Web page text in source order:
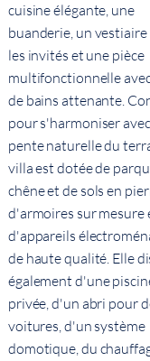
cuisine élégante, une
buanderie, un
les invités et une pièce
multifonctionnelle
de bains attenante.
pour s'harmoniser
pente naturelle du
villa est dotée de
chêne et de sols en
d'armoires sur mesure
d'appareils
de haute qualité. Elle
également d'une
privée, d'un abri pour
voitures, d'un système
domotique, du